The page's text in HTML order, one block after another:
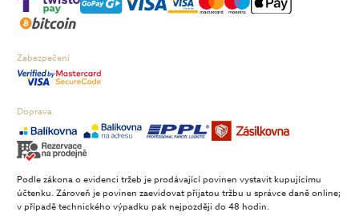
Zabezpečení
Doprava
Podle zákona o evidenci tržeb je prodávající povinen vystavit kupujícímu
účtenku. Zároveň je povinen zaevidovat přijatou tržbu u správce daně online;
v případě technického výpadku pak nejpozději do 48 hodin.